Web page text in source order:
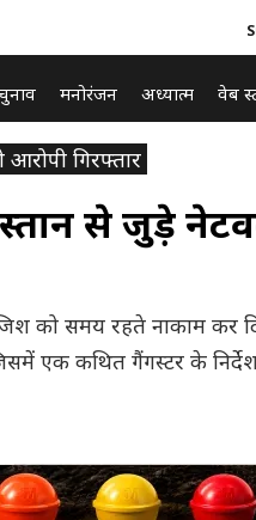
मनोरंजन अध्यात्म वेब
गिरफ्तार
से जुड़े
को समय रहते नाकाम कर
एक कथित गैंगस्टर के